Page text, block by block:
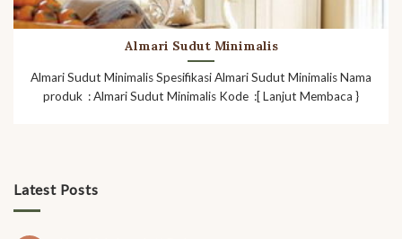
Latest Posts
Almari Sudut Minimalis
Almari Sudut Minimalis Spesifikasi Almari Sudut Minimalis Nama
produk : Almari Sudut Minimalis Kode :[ Lanjut Membaca }